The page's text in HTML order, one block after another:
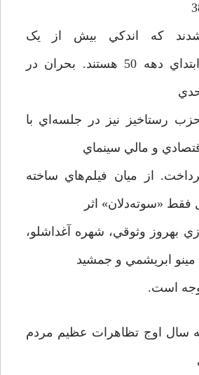
كه اندكي بيش از یک
سوم فيلم‌هاي ابتداي دهه 50 هستند. بحران در
رستاخيز نيز در جلسه‌اي با
و مالي سينماي
از ميان فيلم‌هاي ساخته
«سوته‌دلان» اثر
بهروز وثوقي، شهره آغداشلو،
ابريشمي و جمشيد
است.
سال 1357 كه سال اوج تظاهرات عظيم مردم